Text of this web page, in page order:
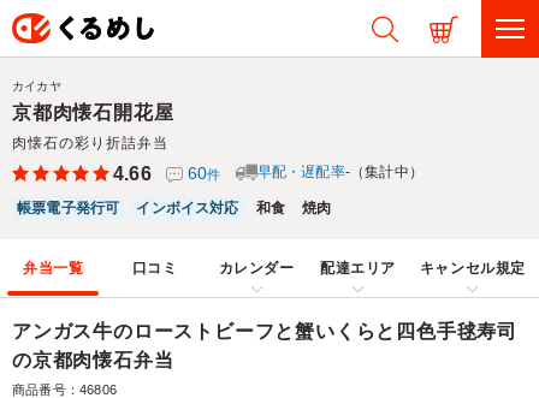
京都肉懐石開花屋
肉懐石の彩り折詰弁当
カイカヤ
4.66 60件 早配・遅配率-（集計中）
帳票電子発行可 インボイス対応 和食 焼肉
弁当一覧 口コミ カレンダー 配達エリア キャンセル規定
アンガス牛のローストビーフと蟹いくらと四色手毬寿司
の京都肉懐石弁当
商品番号：46806